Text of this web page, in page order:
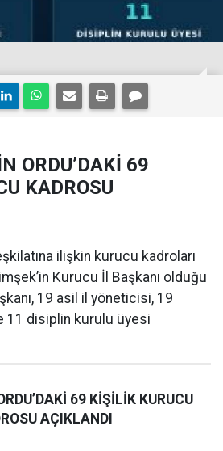
ORDU’DAKİ 69
KADROSU
ilişkin kurucu kadroları
Kurucu İl Başkanı olduğu
19 asil il yöneticisi, 19
11 disiplin kurulu üyesi
69 KİŞİLİK KURUCU
AÇIKLANDI